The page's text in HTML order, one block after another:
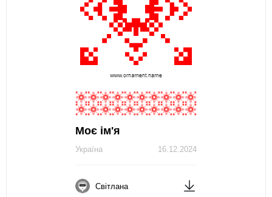
Моє ім'я
16.12.2024
Україна
Світлана